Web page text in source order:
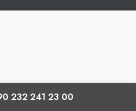
232 241 23 00